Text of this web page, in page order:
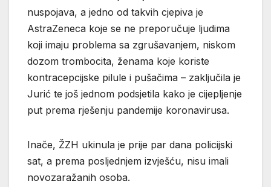
nuspojava, a jedno od takvih cjepiva je
AstraZeneca koje se ne preporučuje ljudima
koji imaju problema sa zgrušavanjem, niskom
dozom trombocita, ženama koje koriste
kontracepcijske pilule i pušačima – zaključila je
Jurić te još jednom podsjetila kako je cijepljenje
put prema rješenju pandemije koronavirusa.
Inače, ŽZH ukinula je prije par dana policijski
sat, a prema posljednjem izvješću, nisu imali
novozaražanih osoba.